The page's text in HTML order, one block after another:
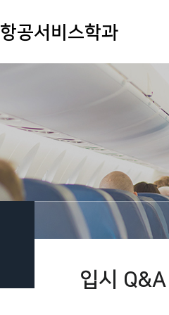
항공서비스학과
입시 Q&A